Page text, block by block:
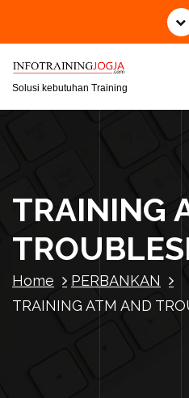
i
Solusi kebutuhan Training
TRAINING
Home
PERBANKAN
TRAINING ATM AND